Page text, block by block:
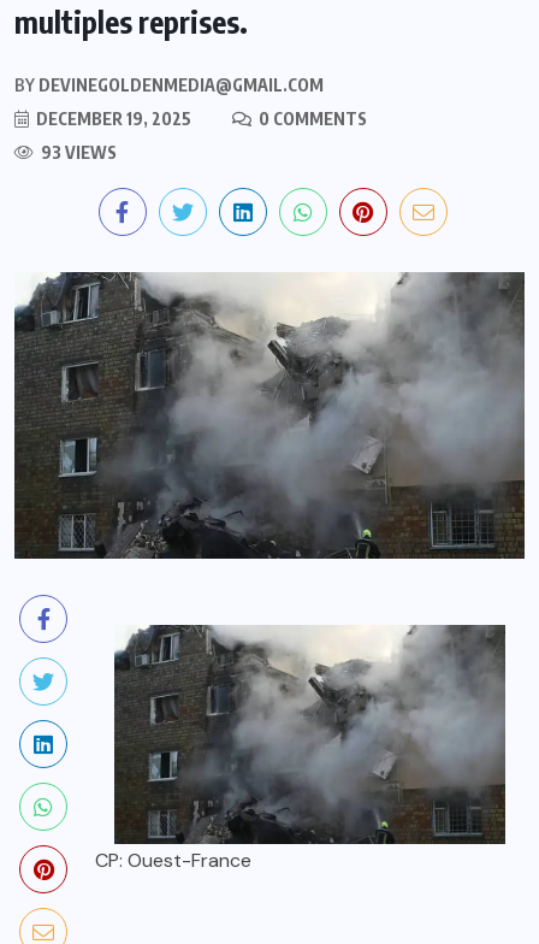
multiples reprises.
BY DEVINEGOLDENMEDIA@GMAIL.COM
DECEMBER 19, 2025
0 COMMENTS
93 VIEWS
CP: Ouest-France